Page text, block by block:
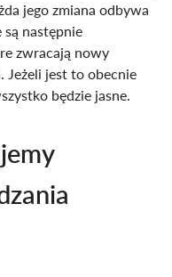
jego zmiana odbywa
są następnie
zwracają nowy
Jeżeli jest to obecnie
będzie jasne.